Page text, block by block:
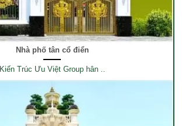
Nhà phố tân cổ điển
Kiến Trúc Ưu Việt Group hân ..